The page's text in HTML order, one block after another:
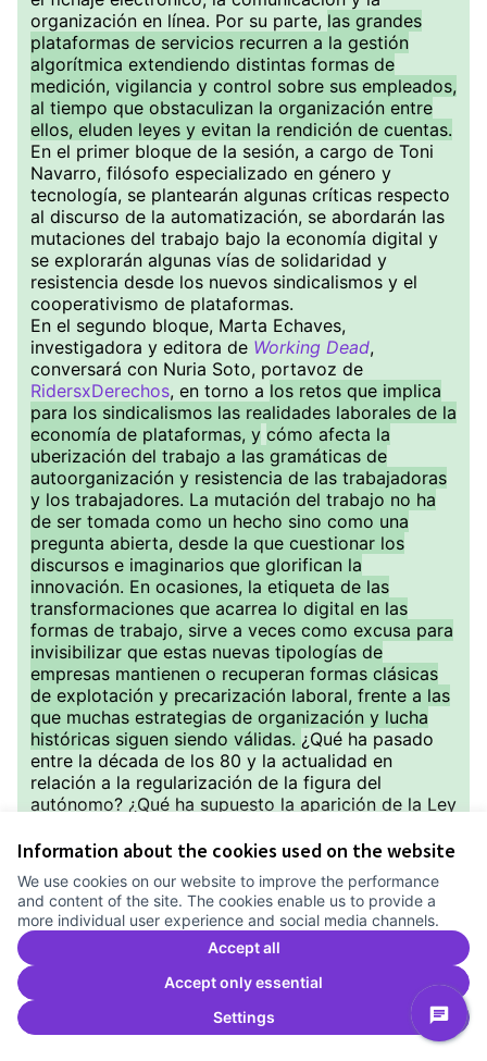
Information about the cookies used on the website
We use cookies on our website to improve the performance
and content of the site. The cookies enable us to provide a
more individual user experience and social media channels.
Accept all
Accept only essential
Settings
organización en línea. Por su parte, las grandes
plataformas de servicios recurren a la gestión
algorítmica extendiendo distintas formas de
medición, vigilancia y control sobre sus empleados,
al tiempo que obstaculizan la organización entre
ellos, eluden leyes y evitan la rendición de cuentas.
En el primer bloque de la sesión, a cargo de Toni
Navarro, filósofo especializado en género y
tecnología, se plantearán algunas críticas respecto
al discurso de la automatización, se abordarán las
mutaciones del trabajo bajo la economía digital y
se explorarán algunas vías de solidaridad y
resistencia desde los nuevos sindicalismos y el
cooperativismo de plataformas.
En el segundo bloque, Marta Echaves,
investigadora y editora de Working Dead,
conversará con Nuria Soto, portavoz de
RidersxDerechos, en torno a los retos que implica
para los sindicalismos las realidades laborales de la
economía de plataformas, y cómo afecta la
uberización del trabajo a las gramáticas de
autoorganización y resistencia de las trabajadoras
y los trabajadores. La mutación del trabajo no ha
de ser tomada como un hecho sino como una
pregunta abierta, desde la que cuestionar los
discursos e imaginarios que glorifican la
innovación. En ocasiones, la etiqueta de las
transformaciones que acarrea lo digital en las
formas de trabajo, sirve a veces como excusa para
invisibilizar que estas nuevas tipologías de
empresas mantienen o recuperan formas clásicas
de explotación y precarización laboral, frente a las
que muchas estrategias de organización y lucha
históricas siguen siendo válidas. ¿Qué ha pasado
entre la década de los 80 y la actualidad en
relación a la regularización de la figura del
autónomo? ¿Qué ha supuesto la aparición de la Ley
autónomo digital? ¿Cómo podrían los sindicalismos
confrontar los algoritmos de estas plataformas?
¿En qué medida un cooperativismo de plataforma
necesita dotarse de infraestructuras tecnológicas y
herramientas digitales,socializadas, soberanas y
democráticas, para poder representar algún tipo
de amenaza real a las empresas que en la
actualidad tienen el control y cuasimonopolio de